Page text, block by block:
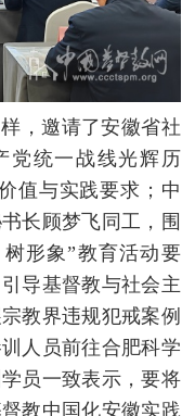
，邀请了安徽省社
党统一战线光辉历
值与实践要求；中
长顾梦飞同工，围
形象”教育活动要
导基督教与社会主
教界违规犯戒案例
人员前往合肥科学
员一致表示，要将
教中国化安徽实践